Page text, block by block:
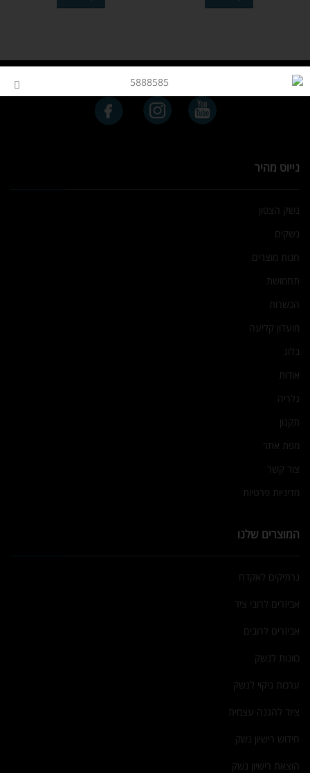
נייוט מהיר
נשק הצפון
נשקים
חנות מוצרים
תחמושת
הכשרות
מועדון קליעה
בלוג
אודות
גלריה
תקנון
מפת אתר
צור קשר
מדיניות פרטיות
המוצרים שלנו
נרתיקים לאקדח
אביזרים לרובי ציד
אביזרים לרובים
כוונות לנשק
ערכות ניקוי לנשק
ציוד להגנה עצמית
חידוש רישיון נשק
הוצאת רישיון נשק